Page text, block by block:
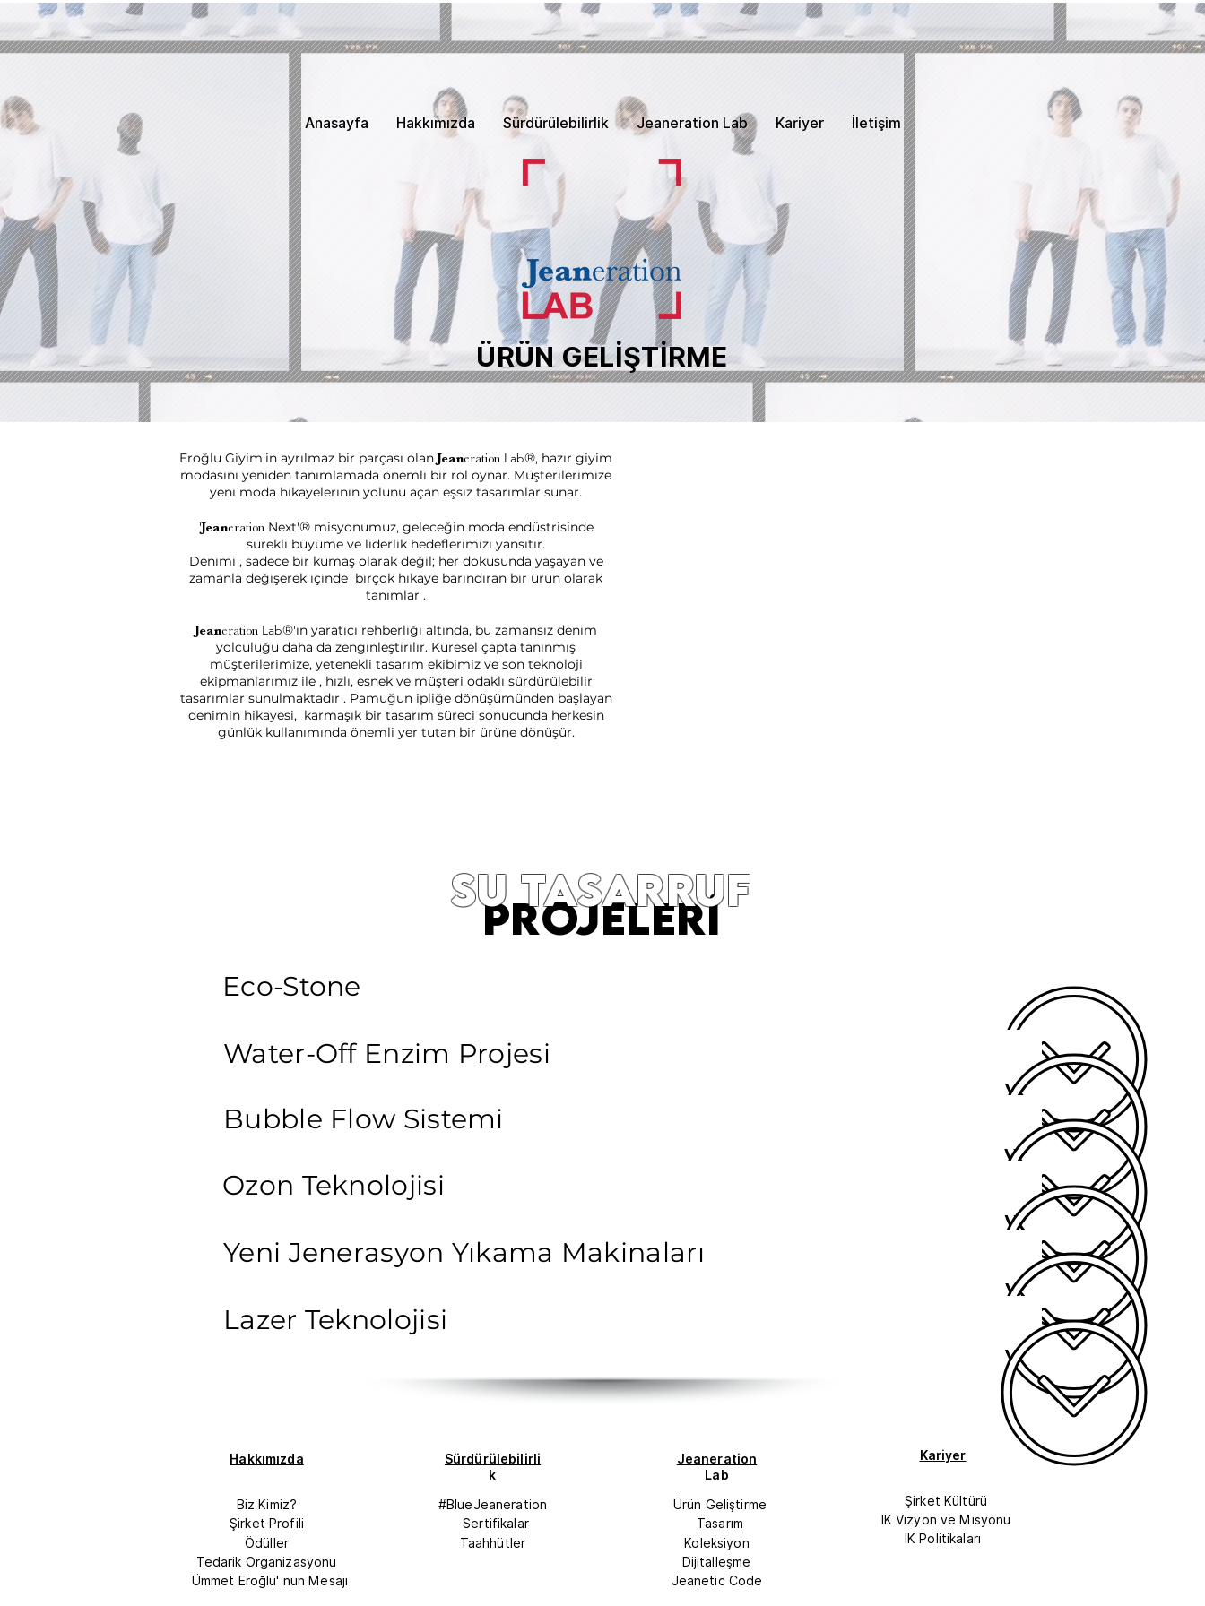
Anasayfa Hakkımızda Sürdürülebilirlik Jeaneration Lab Kariyer İletişim
ÜRÜN GELİŞTİRME
Eroğlu Giyim'in ayrılmaz bir parçası olanJeaneration Lab®, hazır giyim
modasını yeniden tanımlamada önemli bir rol oynar. Müşterilerimize
yeni moda hikayelerinin yolunu açan eşsiz tasarımlar sunar.
'JeanerationNext'® misyonumuz, geleceğin moda endüstrisinde
sürekli büyüme ve liderlik hedeflerimizi yansıtır.
Denimi , sadece bir kumaş olarak değil; her dokusunda yaşayan ve
zamanla değişerek içinde birçok hikaye barındıran bir ürün olarak
tanımlar .
JeanerationLab®'ın yaratıcı rehberliği altında, bu zamansız denim
yolculuğu daha da zenginleştirilir. Küresel çapta tanınmış
müşterilerimize, yetenekli tasarım ekibimiz ve son teknoloji
ekipmanlarımız ile , hızlı, esnek ve müşteri odaklı sürdürülebilir
tasarımlar sunulmaktadır . Pamuğun ipliğe dönüşümünden başlayan
denimin hikayesi, karmaşık bir tasarım süreci sonucunda herkesin
günlük kullanımında önemli yer tutan bir ürüne dönüşür.
projelerİ
su tasarruf
Eco-Stone
Water-Off Enzim Projesi
Bubble Flow Sistemi
Ozon Teknolojisi
Yeni Jenerasyon Yıkama Makinaları
Lazer Teknolojisi
Hakkımızda
Biz Kimiz?
Şirket Profili
Ödüller
Sürdürülebilirli
k
#BlueJeaneration
Sertifikalar
Taahhütler
Tedarik Organizasyonu
Ümmet Eroğlu' nun Mesajı
Jeaneration
Lab
Ürün Geliştirme
Tasarım
Koleksiyon
Kariyer
Şirket Kültürü
IK Vizyon ve Misyonu
IK Politikaları
Dijitalleşme
Jeanetic Code